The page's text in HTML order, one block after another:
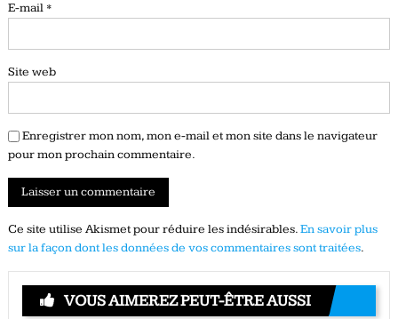
E-mail *
Site web
Enregistrer mon nom, mon e-mail et mon site dans le navigateur
pour mon prochain commentaire.
Ce site utilise Akismet pour réduire les indésirables.En savoir plus
sur la façon dont les données de vos commentaires sont traitées.
VOUS AIMEREZ PEUT-ÊTRE AUSSI